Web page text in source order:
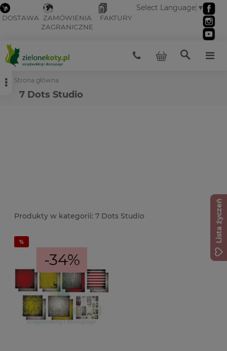
DOSTAWA ZAMÓWIENIA
ZAGRANICZNE
FAKTURY
Select Language ▼
Strona główna
7 Dots Studio
7 Dots Studio
-34%
Lista życzeń